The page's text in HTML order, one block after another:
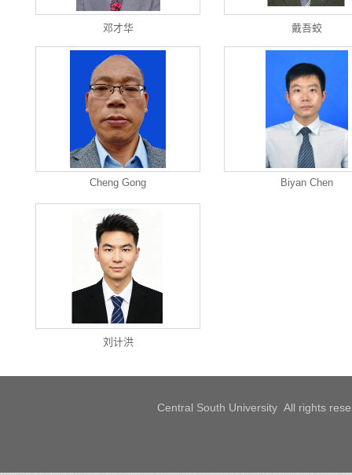
邓才华 戴吾蛟
Cheng Gong Biyan Chen
刘计洪
Central South University All rights